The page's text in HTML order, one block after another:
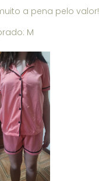
a pena pelo valor!
M